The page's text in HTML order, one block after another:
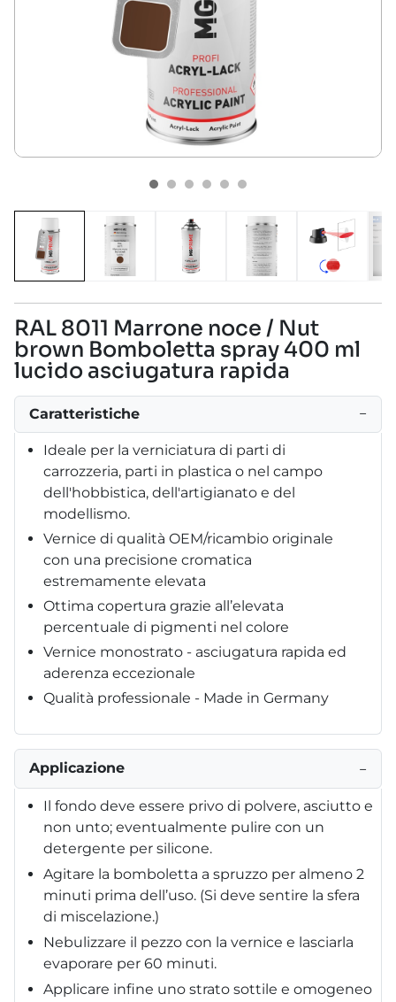
RAL 8011 Marrone noce / Nut
brown Bomboletta spray 400 ml
lucido asciugatura rapida
Caratteristiche −
Ideale per la verniciatura di parti di
carrozzeria, parti in plastica o nel campo
dell'hobbistica, dell'artigianato e del
modellismo.
Vernice di qualità OEM/ricambio originale
con una precisione cromatica
estremamente elevata
Ottima copertura grazie all’elevata
percentuale di pigmenti nel colore
Vernice monostrato - asciugatura rapida ed
aderenza eccezionale
Qualità professionale - Made in Germany
Applicazione −
Il fondo deve essere privo di polvere, asciutto e
non unto; eventualmente pulire con un
detergente per silicone.
Agitare la bomboletta a spruzzo per almeno 2
minuti prima dell’uso. (Si deve sentire la sfera
di miscelazione.)
Nebulizzare il pezzo con la vernice e lasciarla
evaporare per 60 minuti.
Applicare infine uno strato sottile e omogeneo